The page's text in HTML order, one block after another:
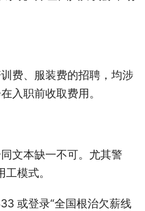
费、服装费的招聘，均涉
入职前收取费用。
文本缺一不可。尤其警
模式。
或登录“全国根治欠薪线